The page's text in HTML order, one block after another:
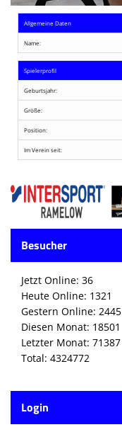
Allgemeine Daten
Name:
Spielerprofil
Geburtsjahr:
Größe:
Position:
Im Verein seit:
Besucher
Jetzt Online: 36
Heute Online: 1321
Gestern Online: 2445
Diesen Monat: 18501
Letzter Monat: 71387
Total: 4324772
Login